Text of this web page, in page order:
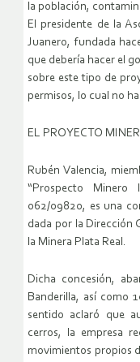
la población,
El presidente de la
Juanero, fundada
que debería hacer el
sobre este tipo de
permisos, lo cual no
EL PROYECTO
Rubén Valencia,
“Prospecto Minero
062/09820, es una
dada por la Dirección
la Minera Plata Real.
Dicha concesión,
Banderilla, así como
sentido aclaró que
cerros, la empresa
movimientos propios